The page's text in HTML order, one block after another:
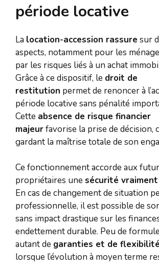
période locative
La location-accession rassure sur
aspects, notamment pour les
par les risques liés à un achat
Grâce à ce dispositif, le droit de
restitution permet de renoncer à
période locative sans pénalité
Cette absence de risque financier
majeurfavorise la prise de décision,
gardant la maîtrise totale de son
Ce fonctionnement accorde aux
propriétaires unesécurité
En cas de changement de situation
professionnelle, il est possible de
sans impact drastique sur les
endettement durable. Peu de
autant de garanties et de flexibilité
lorsque l’évolution à moyen terme